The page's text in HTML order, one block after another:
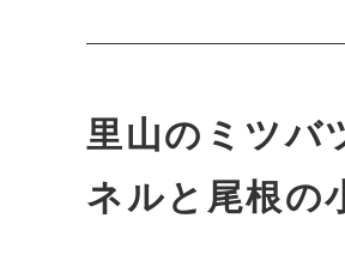
里山のミツバ
ネルと尾根の